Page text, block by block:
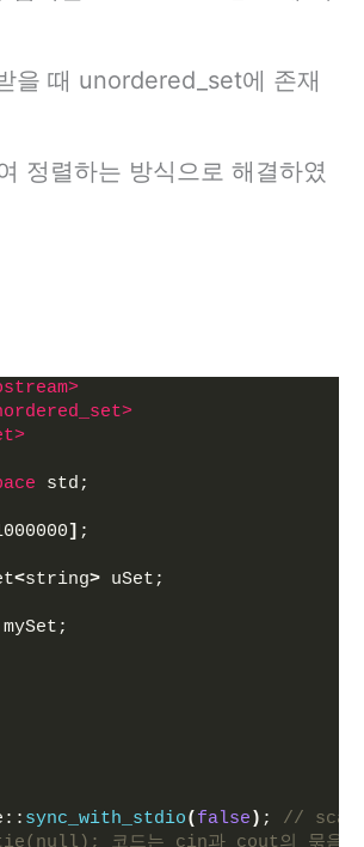
을 때 unordered_set에 존재
정렬하는 방식으로 해결하였
std;
] ;
<string> uSet;
mySet;
sync_with_stdio( false ) ; // scanf
코드는 cin과 cout의 묶음을